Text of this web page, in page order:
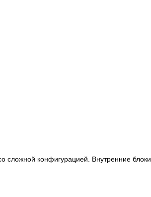
конфигурацией. Внутренние блоки